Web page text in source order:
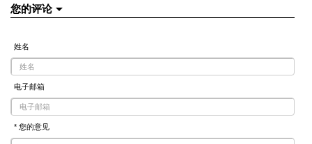
您的评论
姓名
电子邮箱
* 您的意见